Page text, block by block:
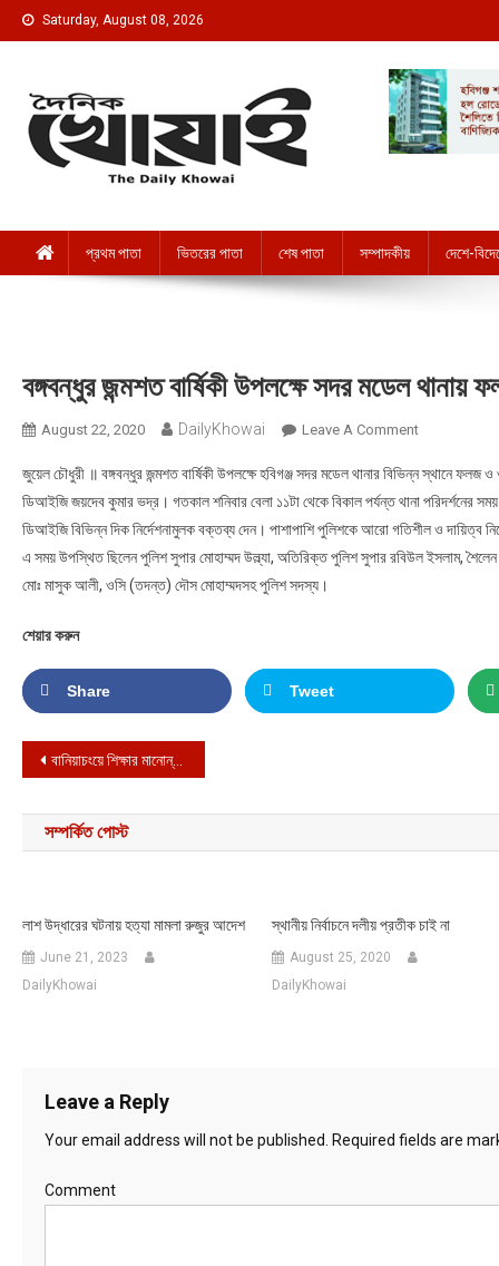
Skip to content
Saturday, August 08, 2026
প্রথম পাতা ভিতরের পাতা শেষ পাতা সম্পাদকীয় দেশে-
বঙ্গবন্ধুর জন্মশত বার্ষিকী উপলক্ষে সদর মডেল
August 22, 2020 DailyKhowai Leave A CommentOn বঙ্গবন্ধুর
জুয়েল চৌধুরী ॥ বঙ্গবন্ধুর জন্মশত বার্ষিকী উপলক্ষে হবিগঞ্জ সদর মডেল থানার বিভিন্ন স্থানে ফলজ
ডিআইজি জয়দেব কুমার ভদ্র। গতকাল শনিবার বেলা ১১টা থেকে বিকাল পর্যন্ত থানা পরিদর্শনের
ডিআইজি বিভিন্ন দিক নির্দেশনামুলক বক্তব্য দেন। পাশাপাশি পুলিশকে আরো গতিশীল ও দায়িত্ব
এ সময় উপস্থিত ছিলেন পুলিশ সুপার মোহাম্মদ উল্ল্যা, অতিরিক্ত পুলিশ সুপার রবিউল ইসলাম,
মোঃ মাসুক আলী, ওসি (তদন্ত) দৌস মোহাম্মদসহ পুলিশ সদস্য।
শেয়ার করুন
Share Tweet
Post navigation
বানিয়াচংয়ে শিক্ষার মানোন্নয়নে ভার্চুয়াল সভা
সম্পর্কিত পোস্ট
লাশ উদ্ধারের ঘটনায় হত্যা মামলা রুজুর আদেশ
June 21, 2023
DailyKhowai
স্থানীয় নির্বাচনে দলীয় প্রতীক চাই না
August 25, 2020
DailyKhowai
Leave a Reply
Your email address will not be published. Required fields are
Comment